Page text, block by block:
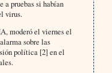
a pruebas si habían
virus.
moderó el viernes el
sobre las
política [2] en el